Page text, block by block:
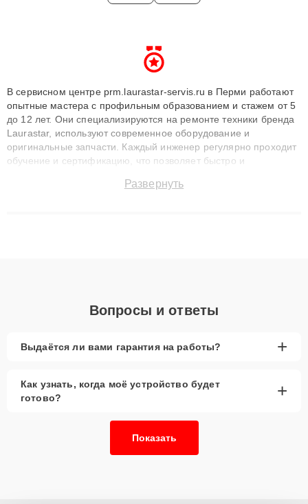
В сервисном центре prm.laurastar-servis.ru в Перми работают
опытные мастера с профильным образованием и стажем от 5
до 12 лет. Они специализируются на ремонте техники бренда
Laurastar, используют современное оборудование и
оригинальные запчасти. Каждый инженер регулярно проходит
обучение и сертификацию, что позволяет быстро и
сохранением гарантии до 3 лет. Наши мастера решают
Развернуть
Вопросы и ответы
Выдаётся ли вами гарантия на работы? +
Как узнать, когда моё устройство будет
готово?
+
Показать